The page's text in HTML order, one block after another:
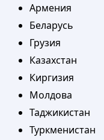
Армения
Беларусь
Грузия
Казахстан
Киргизия
Молдова
Таджикистан
Туркменистан